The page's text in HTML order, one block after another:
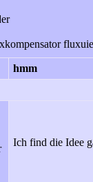
hmm
Ich find die Idee